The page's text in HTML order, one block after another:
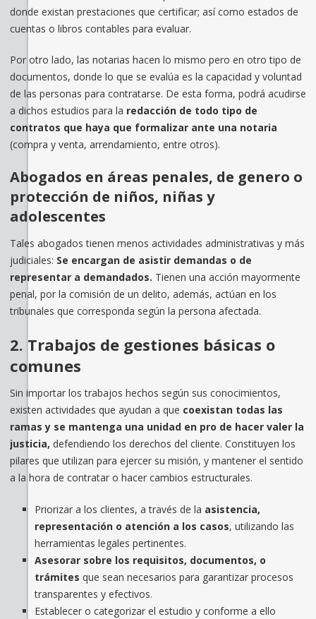
donde existan prestaciones que certificar; así como estados de
cuentas o libros contables para evaluar.
Por otro lado, las notarias hacen lo mismo pero en otro tipo de
documentos, donde lo que se evalúa es la capacidad y voluntad
de las personas para contratarse. De esta forma, podrá acudirse
a dichos estudios para la redacción de todo tipo de
contratos que haya que formalizar ante una notaria
(compra y venta, arrendamiento, entre otros).
Abogados en áreas penales, de genero o
protección de niños, niñas y
adolescentes
Tales abogados tienen menos actividades administrativas y más
judiciales: Se encargan de asistir demandas o de
representar a demandados. Tienen una acción mayormente
penal, por la comisión de un delito, además, actúan en los
tribunales que corresponda según la persona afectada.
2. Trabajos de gestiones básicas o
comunes
Sin importar los trabajos hechos según sus conocimientos,
existen actividades que ayudan a que coexistan todas las
ramas y se mantenga una unidad en pro de hacer valer la
justicia, defendiendo los derechos del cliente. Constituyen los
pilares que utilizan para ejercer su misión, y mantener el sentido
a la hora de contratar o hacer cambios estructurales.
Priorizar a los clientes, a través de la asistencia,
representación o atención a los casos, utilizando las
herramientas legales pertinentes.
Asesorar sobre los requisitos, documentos, o
trámites que sean necesarios para garantizar procesos
transparentes y efectivos.
Establecer o categorizar el estudio y conforme a ello